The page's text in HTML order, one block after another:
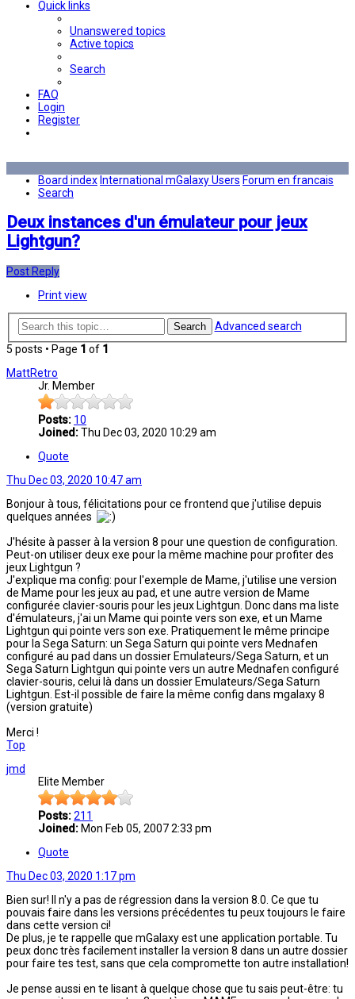
Quick links
Unanswered topics
Active topics
Search
FAQ
Login
Register
Board index International mGalaxy Users Forum en francais
Search
Deux instances d'un émulateur pour jeux
Lightgun?
Post Reply
Print view
Search
Advanced search
5 posts • Page 1 of 1
MattRetro
Jr. Member
Posts: 10
Joined:Thu Dec 03, 2020 10:29 am
Quote
Thu Dec 03, 2020 10:47 am
Bonjour à tous, félicitations pour ce frontend que j'utilise depuis
quelques années
J'hésite à passer à la version 8 pour une question de configuration.
Peut-on utiliser deux exe pour la même machine pour profiter des
jeux Lightgun ?
J'explique ma config: pour l'exemple de Mame, j'utilise une version
de Mame pour les jeux au pad, et une autre version de Mame
configurée clavier-souris pour les jeux Lightgun. Donc dans ma liste
d'émulateurs, j'ai un Mame qui pointe vers son exe, et un Mame
Lightgun qui pointe vers son exe. Pratiquement le même principe
pour la Sega Saturn: un Sega Saturn qui pointe vers Mednafen
configuré au pad dans un dossier Emulateurs/Sega Saturn, et un
Sega Saturn Lightgun qui pointe vers un autre Mednafen configuré
clavier-souris, celui là dans un dossier Emulateurs/Sega Saturn
Lightgun. Est-il possible de faire la même config dans mgalaxy 8
(version gratuite)
Merci !
Top
jmd
Elite Member
Posts:211
Joined: Mon Feb 05, 2007 2:33 pm
Quote
Thu Dec 03, 2020 1:17 pm
Bien sur! Il n'y a pas de régression dans la version 8.0. Ce que tu
pouvais faire dans les versions précédentes tu peux toujours le faire
dans cette version ci!
De plus, je te rappelle que mGalaxy est une application portable. Tu
peux donc très facilement installer la version 8 dans un autre dossier
pour faire tes test, sans que cela compromette ton autre installation!
Je pense aussi en te lisant à quelque chose que tu sais peut-être: tu